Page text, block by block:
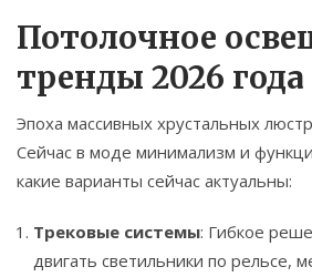
Потолочное
тренды 2026 года
Эпоха массивных хрустальных
Сейчас в моде минимализм и
какие варианты сейчас актуальны:
Трековые системы: Гибкое
двигать светильники по рельсе,